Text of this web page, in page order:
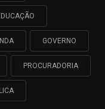
GOVERNO
PROCURADORIA